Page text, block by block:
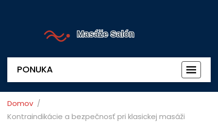
PONUKA
Domov
Kontraindikácie a bezpečnosť pri klasickej masáži